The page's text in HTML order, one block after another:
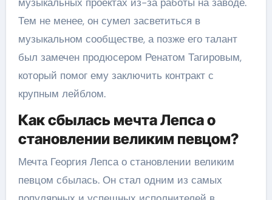
Тем не менее, он сумел засветиться в
музыкальном сообществе, а позже его талант
был замечен продюсером Ренатом Тагировым,
который помог ему заключить контракт с
крупным лейблом.
Как сбылась мечта Лепса о
становлении великим певцом?
Мечта Георгия Лепса о становлении великим
певцом сбылась. Он стал одним из самых